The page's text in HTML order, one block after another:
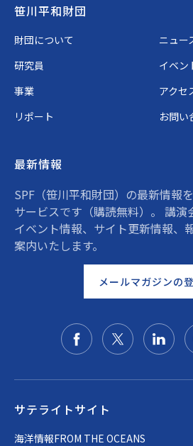
Footer
笹川平和財団
財団について
ニュー
研究員
イベン
事業
アクセ
リポート
お問い
最新情報
SPF（笹川平和財団）の最新情報
サービスです（購読無料）。 講演
イベント情報、サイト更新情報、
案内いたします。
メールマガジンの
サテライトサイト
海洋情報FROM THE OCEANS